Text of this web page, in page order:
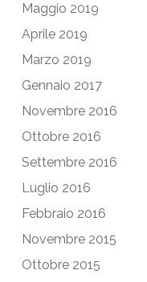
Maggio 2019
Aprile 2019
Marzo 2019
Gennaio 2017
Novembre 2016
Ottobre 2016
Settembre 2016
Luglio 2016
Febbraio 2016
Novembre 2015
Ottobre 2015